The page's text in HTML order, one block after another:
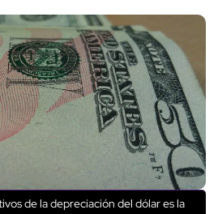
de la depreciación del dólar es la